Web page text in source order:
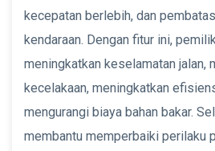
kecepatan berlebih, dan
kendaraan. Dengan fitur ini,
meningkatkan keselamatan jalan,
kecelakaan, meningkatkan
mengurangi biaya bahan bakar.
membantu memperbaiki perilaku